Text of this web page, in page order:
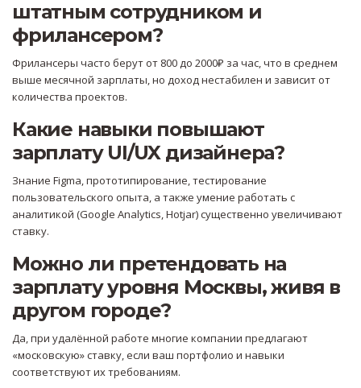
штатным сотрудником и
фрилансером?
Фрилансеры часто берут от 800 до 2000₽ за час, что в среднем
выше месячной зарплаты, но доход нестабилен и зависит от
количества проектов.
Какие навыки повышают
зарплату UI/UX дизайнера?
Знание Figma, прототипирование, тестирование
пользовательского опыта, а также умение работать с
аналитикой (Google Analytics, Hotjar) существенно увеличивают
ставку.
Можно ли претендовать на
зарплату уровня Москвы, живя в
другом городе?
Да, при удалённой работе многие компании предлагают
«московскую» ставку, если ваш портфолио и навыки
соответствуют их требованиям.